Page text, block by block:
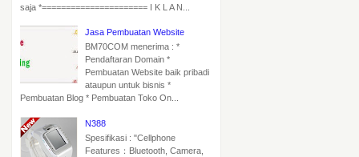
saja *====================== I K L A N...
Jasa Pembuatan Website
BM70COM menerima : *
Pendaftaran Domain *
Pembuatan Website baik pribadi
ataupun untuk bisnis *
Pembuatan Blog * Pembuatan Toko On...
N388
Spesifikasi : "Cellphone
Features：Bluetooth, Camera,